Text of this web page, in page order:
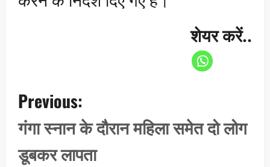
शेयर करें..
o
s
n
Previous:
गंगा स्नान के दौरान महिला समेत दो लोग
डूबकर लापता